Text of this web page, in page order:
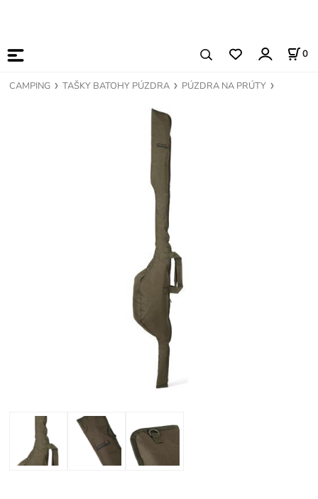
0
CAMPING TAŠKY BATOHY PÚZDRA PÚZDRA NA PRÚTY